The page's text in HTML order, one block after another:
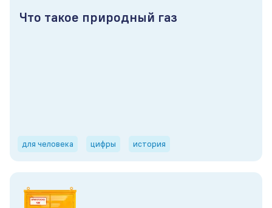
Что такое природный газ
для человека цифры история